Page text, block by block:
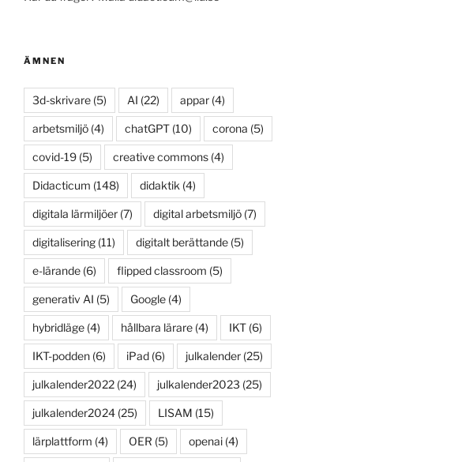
ÄMNEN
3d-skrivare(5) AI (22) appar(4)
arbetsmiljö(4) chatGPT(10) corona (5)
covid-19(5) creative commons(4)
Didacticum (148) didaktik (4)
digitala lärmiljöer(7) digital arbetsmiljö(7)
digitalisering(11) digitalt berättande(5)
e-lärande(6) flipped classroom (5)
generativ AI (5) Google(4)
hybridläge(4) hållbara lärare(4) IKT(6)
IKT-podden(6) iPad(6) julkalender(25)
julkalender2022(24) julkalender2023 (25)
julkalender2024(25) LISAM (15)
lärplattform (4) OER (5) openai(4)